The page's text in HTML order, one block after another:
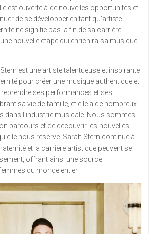
est ouverte à de nouvelles opportunités et
de se développer en tant qu’artiste.
ne signifie pas la fin de sa carrière
nouvelle étape qui enrichira sa musique
est une artiste talentueuse et inspirante
pour créer une musique authentique et
reprendre ses performances et ses
sa vie de famille, et elle a de nombreux
dans l’industrie musicale. Nous sommes
parcours et de découvrir les nouvelles
nous réserve. Sarah Stern continue à
et la carrière artistique peuvent se
offrant ainsi une source
du monde entier.